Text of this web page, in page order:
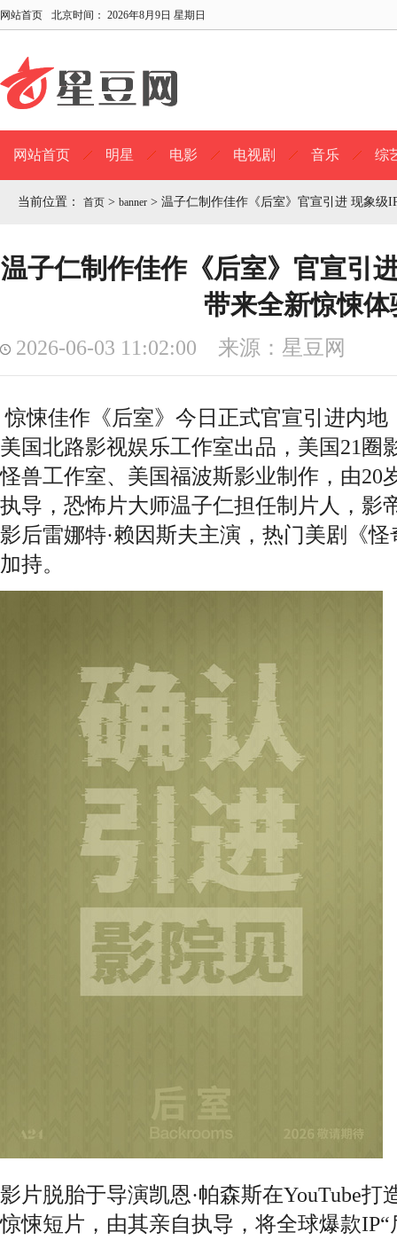
网站首页 北京时间： 2026年8月9日 星期日
网站首页 明星 电影 电视剧 音乐 综
当前位置： 首页 > banner > 温子仁制作佳作《后室》官宣引进 现象级
温子仁制作佳作《后室》官宣引
带来全新惊悚体
2026-06-03 11:02:00 来源：星豆网
惊悚佳作《后室》今日正式官宣引进内地
美国北路影视娱乐工作室出品，美国21圈
怪兽工作室、美国福波斯影业制作，由20
执导，恐怖片大师温子仁担任制片人，影
影后雷娜特·赖因斯夫主演，热门美剧《
加持。
影片脱胎于导演凯恩·帕森斯在YouTube
惊悚短片，由其亲自执导，将全球爆款